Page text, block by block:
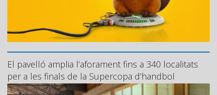
El pavelló amplia l’aforament fins a 340 localitats
per a les finals de la Supercopa d’handbol